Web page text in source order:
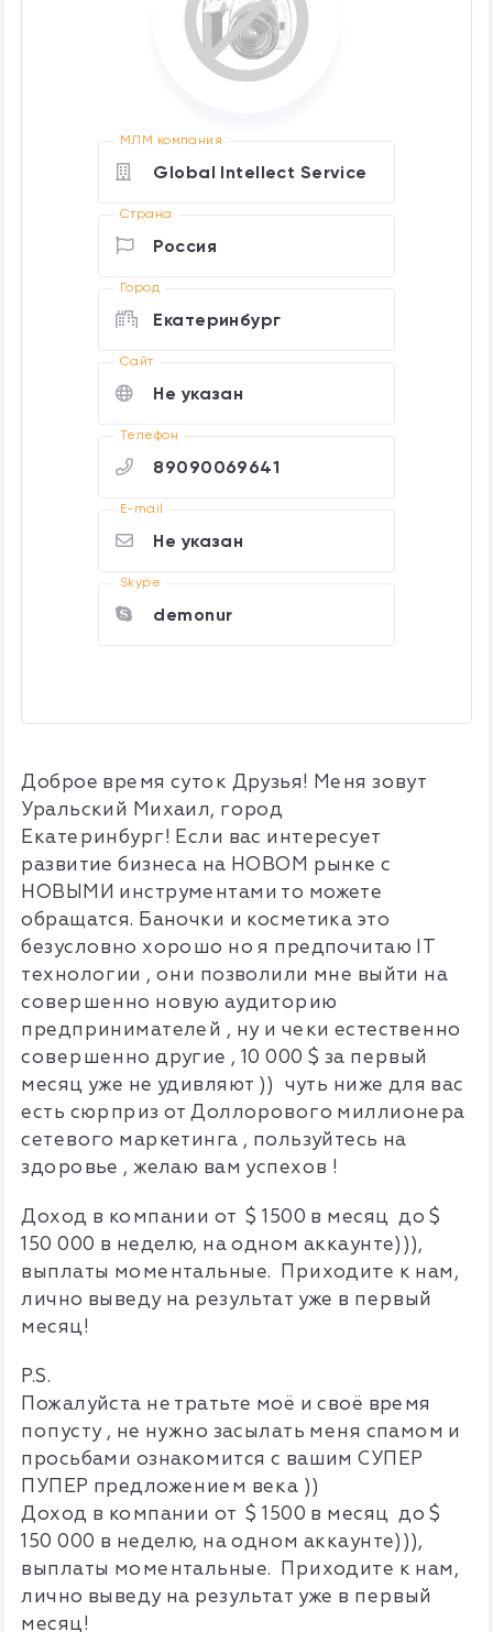
МЛМ компания
Global Intellect Service
Страна
Россия
Город
Екатеринбург
Cайт
Не указан
Телефон
89090069641
E-mail
Не указан
Skype
demonur
Доброе время суток Друзья! Меня зовут
Уральский Михаил, город
Екатеринбург! Если вас интересует
развитие бизнеса на НОВОМ рынке с
НОВЫМИ инструментами то можете
обращатся. Баночки и косметика это
безусловно хорошо но я предпочитаю IT
технологии , они позволили мне выйти на
совершенно новую аудиторию
предпринимателей , ну и чеки естественно
совершенно другие , 10 000 $ за первый
месяц уже не удивляют )) чуть ниже для вас
есть сюрприз от Доллорового миллионера
сетевого маркетинга , пользуйтесь на
здоровье , желаю вам успехов !
Доход в компании от $ 1500 в месяц до $
150 000 в неделю, на одном аккаунте))),
выплаты моментальные. Приходите к нам,
лично выведу на результат уже в первый
месяц!
P.S.
Пожалуйста не тратьте моё и своё время
попусту , не нужно засылать меня спамом и
просьбами ознакомится с вашим СУПЕР
ПУПЕР предложением века ))
Доход в компании от $ 1500 в месяц до $
150 000 в неделю, на одном аккаунте))),
выплаты моментальные. Приходите к нам,
лично выведу на результат уже в первый
месяц!